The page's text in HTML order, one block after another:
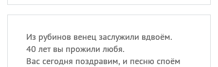
Из рубинов венец заслужили вдвоём.
40 лет вы прожили любя.
Вас сегодня поздравим, и песню споём